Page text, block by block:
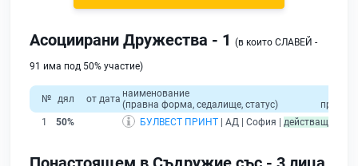
Асоциирани Дружества - 1 (в които СЛАВЕЙ -
91 има под 50% участие)
№ дял от дата наименование
(правна форма, седалище, статус)
приходи
1
50% БУЛВЕСТ ПРИНТ | АД | София | действащ